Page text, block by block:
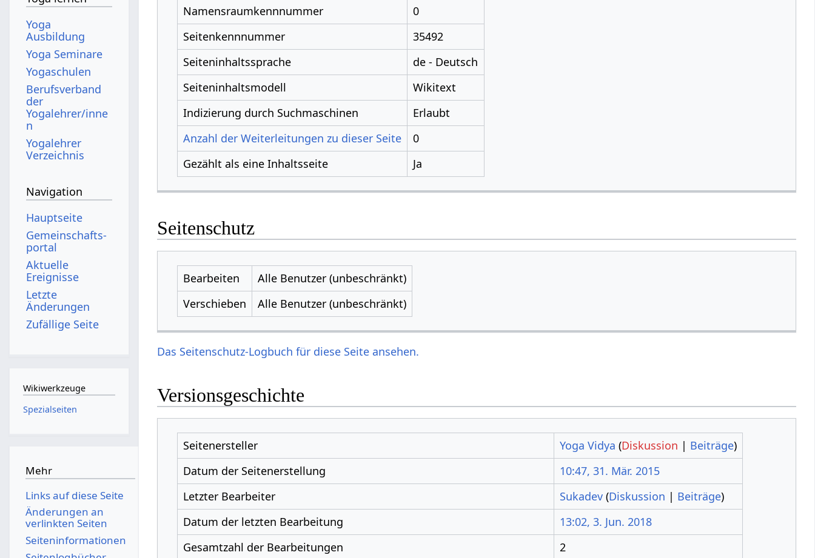
Namensraumkennnummer
0
Seitenkennnummer
35492
Seiteninhaltssprache
de - Deutsch
Seiteninhaltsmodell
Wikitext
Indizierung durch Suchmaschinen
Erlaubt
Anzahl der Weiterleitungen zu dieser Seite
0
Gezählt als eine Inhaltsseite
Ja
Seitenschutz
Bearbeiten
Alle Benutzer (unbeschränkt)
Verschieben
Alle Benutzer (unbeschränkt)
Das Seitenschutz-Logbuch für diese Seite ansehen.
Versionsgeschichte
Seitenersteller Yoga Vidya (Diskussion | Beiträge)
Datum der Seitenerstellung
10:47, 31. Mär. 2015
Letzter Bearbeiter
Sukadev (Diskussion | Beiträge)
Datum der letzten Bearbeitung
13:02, 3. Jun. 2018
Gesamtzahl der Bearbeitungen
2
Yoga
Ausbildung
Yoga Seminare
Yogaschulen
Berufsverband
der
Yogalehrer/inne
n
Yogalehrer
Verzeichnis
Navigation
Hauptseite
Gemeinschafts­
portal
Aktuelle
Ereignisse
Letzte
Änderungen
Zufällige Seite
Wikiwerkzeuge
Spezialseiten
Mehr
Links auf diese Seite
Änderungen an
verlinkten Seiten
Seiten­­informationen